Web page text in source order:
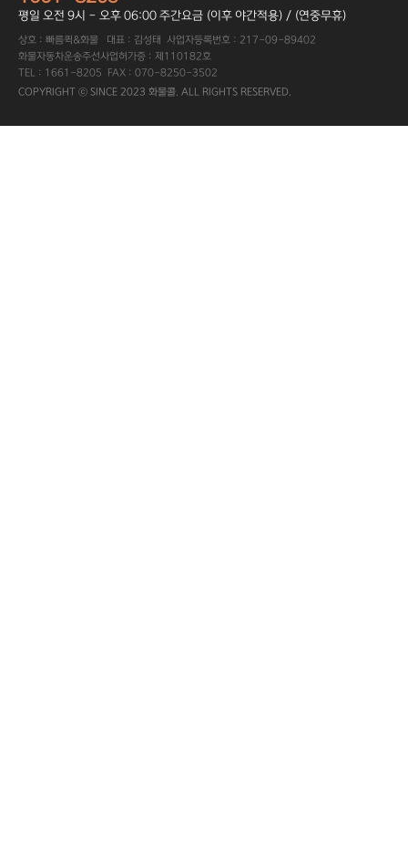
평일 오전 9시 - 오후 06:00 주간요금 (이후 야간적용) / (연중무휴)
상호 : 빠름퀵&화물 대표 : 김성태 사업자등록번호 : 217-09-89402
화물자동차운송주선사업허가증 : 제110182호
TEL : 1661-8205 FAX : 070-8250-3502
COPYRIGHT ⓒ SINCE 2023 화물콜. ALL RIGHTS RESERVED.